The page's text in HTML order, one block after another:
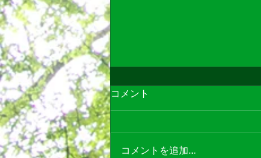
大切なお知らせ
コメント
コメントを追加…